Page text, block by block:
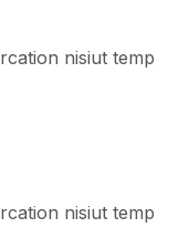
nisiut temp
nisiut temp